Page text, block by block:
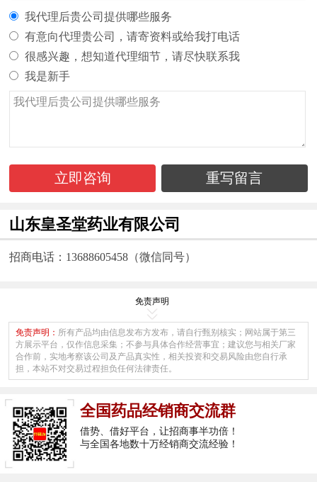
我代理后贵公司提供哪些服务
有意向代理贵公司，请寄资料或给我打电话
很感兴趣，想知道代理细节，请尽快联系我
我是新手
立即咨询 重写留言
山东皇圣堂药业有限公司
招商电话：13688605458（微信同号）
免责声明
免责声明： 所有产品均由信息发布方发布，请自行甄别核实；网站属于第三
方展示平台，仅作信息采集；不参与具体合作经营事宜；建议您与相关厂家
合作前，实地考察该公司及产品真实性，相关投资和交易风险由您自行承
担，本站不对交易过程担负任何法律责任。
全国药品经销商交流群
借势、借好平台，让招商事半功倍！
与全国各地数十万经销商交流经验！